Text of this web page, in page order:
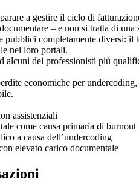
a gestire il ciclo di
– e non si tratta di una
completamente diversi:
nei loro portali.
dei professionisti più
economiche per
assistenziali
come causa primaria di burnout
a causa dell’undercoding
elevato carico documentale